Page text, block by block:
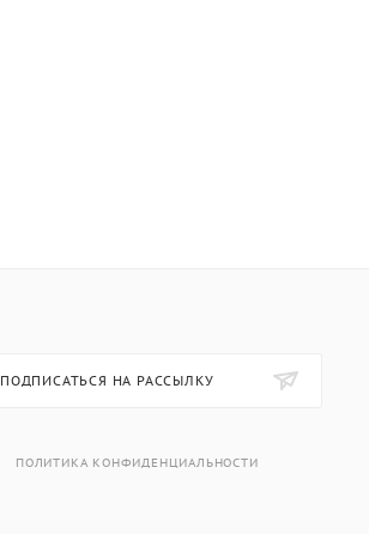
ПОДПИСАТЬСЯ НА РАССЫЛКУ
ПОЛИТИКА КОНФИДЕНЦИАЛЬНОСТИ